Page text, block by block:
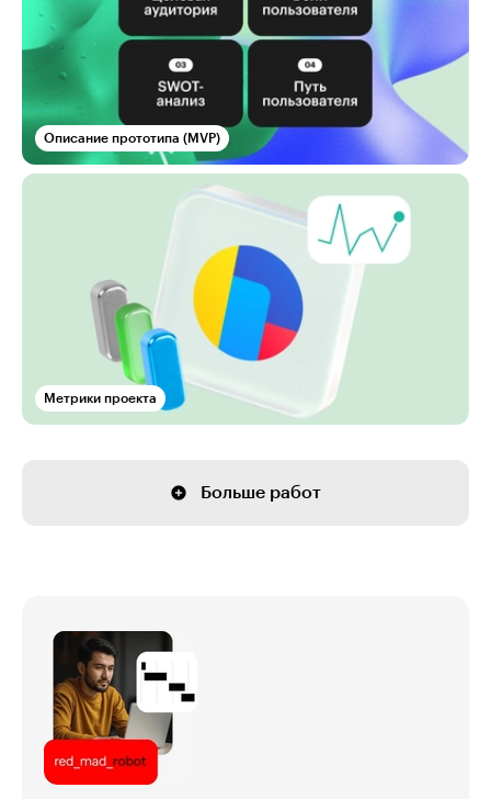
Описание прототипа (MVP)
Метрики проекта
Больше работ